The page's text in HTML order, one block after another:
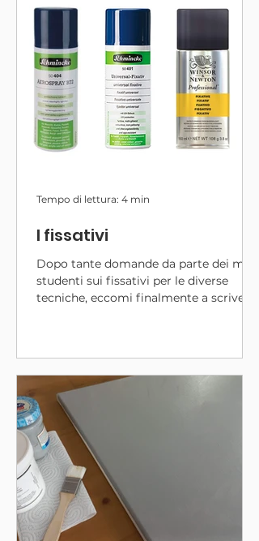
Pastelmat? Oppure ci sono altri tipi di
carta adatte?
I fissativi
Dopo tante domande da parte dei miei
studenti sui fissativi per le diverse
tecniche, eccomi finalmente a scrivere
Tempo di lettura: 4 min